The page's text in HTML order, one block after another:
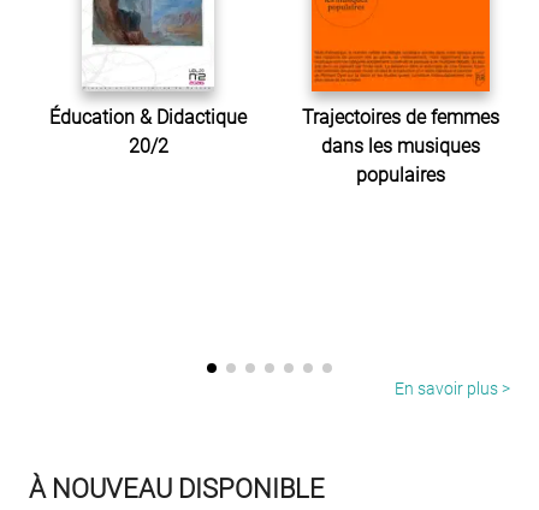
Éducation & Didactique
20/2
Trajectoires de femmes
dans les musiques
populaires
En savoir plus >
À NOUVEAU DISPONIBLE